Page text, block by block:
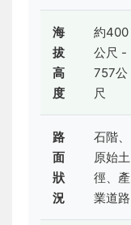
海
拔
高
度
約400
公尺 -
757公
尺
路
面
狀
況
石階、
原始土
徑、產
業道路